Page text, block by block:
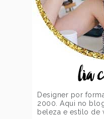
lia
Designer por
2000. Aqui no
beleza e estilo de